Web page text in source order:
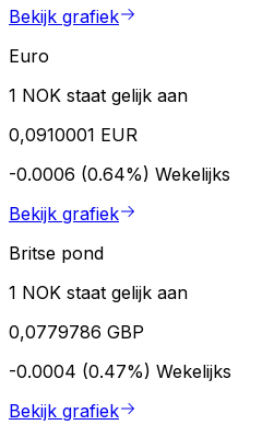
Bekijk grafiek
Euro
1 NOK staat gelijk aan
0,0910001 EUR
-0.0006 (0.64%) Wekelijks
Bekijk grafiek
Britse pond
1 NOK staat gelijk aan
0,0779786 GBP
-0.0004 (0.47%) Wekelijks
Bekijk grafiek